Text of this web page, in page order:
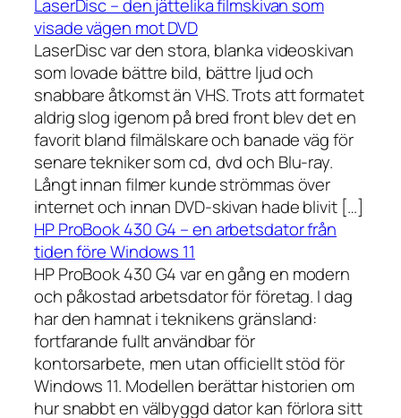
LaserDisc – den jättelika filmskivan som
visade vägen mot DVD
LaserDisc var den stora, blanka videoskivan
som lovade bättre bild, bättre ljud och
snabbare åtkomst än VHS. Trots att formatet
aldrig slog igenom på bred front blev det en
favorit bland filmälskare och banade väg för
senare tekniker som cd, dvd och Blu-ray.
Långt innan filmer kunde strömmas över
internet och innan DVD-skivan hade blivit […]
HP ProBook 430 G4 – en arbetsdator från
tiden före Windows 11
HP ProBook 430 G4 var en gång en modern
och påkostad arbetsdator för företag. I dag
har den hamnat i teknikens gränsland:
fortfarande fullt användbar för
kontorsarbete, men utan officiellt stöd för
Windows 11. Modellen berättar historien om
hur snabbt en välbyggd dator kan förlora sitt